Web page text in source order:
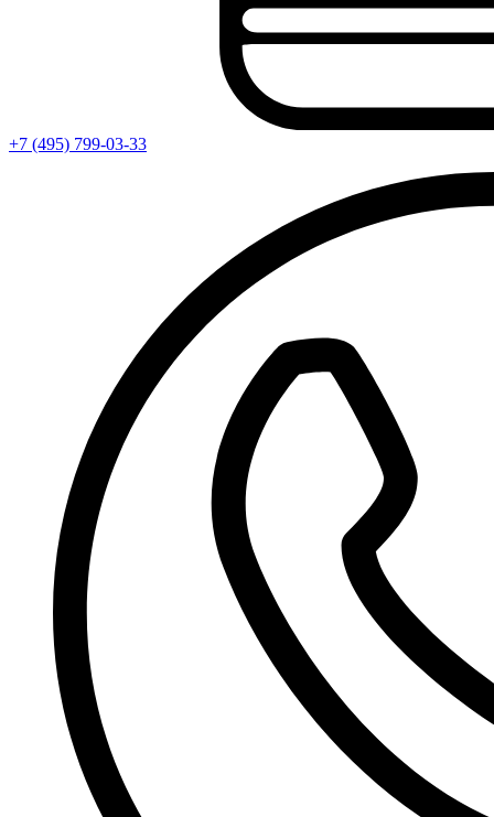
+7 (495) 799-03-33